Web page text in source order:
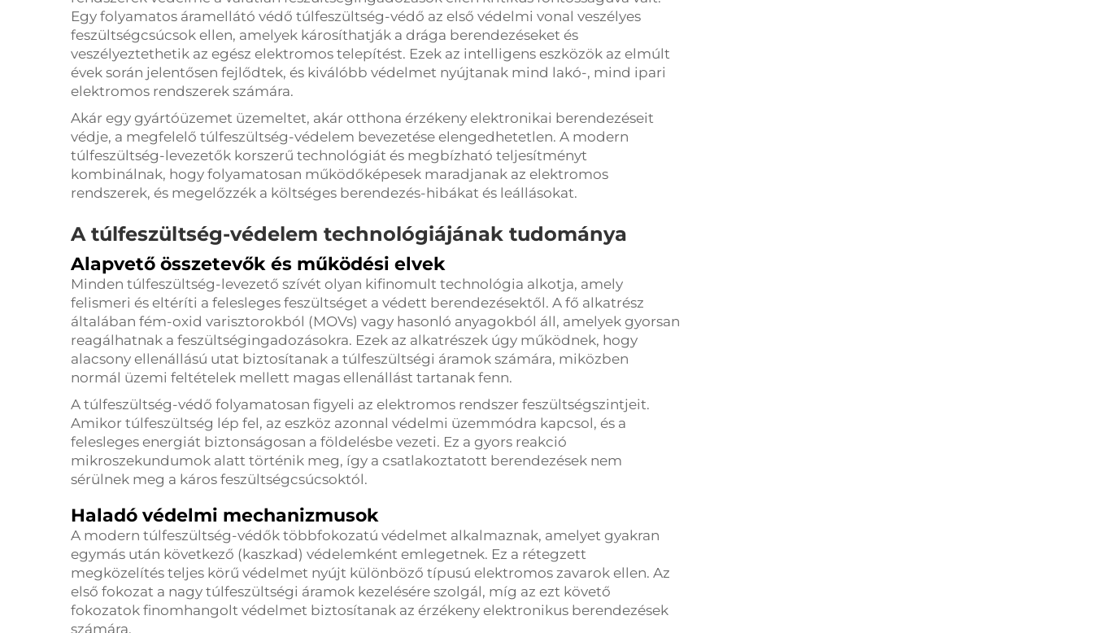
Egy folyamatos áramellátó védő túlfeszültség-védő az első védelmi vonal veszélyes
feszültségcsúcsok ellen, amelyek károsíthatják a drága berendezéseket és
veszélyeztethetik az egész elektromos telepítést. Ezek az intelligens eszközök az elmúlt
évek során jelentősen fejlődtek, és kiválóbb védelmet nyújtanak mind lakó-, mind ipari
elektromos rendszerek számára.
Akár egy gyártóüzemet üzemeltet, akár otthona érzékeny elektronikai berendezéseit
védje, a megfelelő túlfeszültség-védelem bevezetése elengedhetetlen. A modern
túlfeszültség-levezetők korszerű technológiát és megbízható teljesítményt
kombinálnak, hogy folyamatosan működőképesek maradjanak az elektromos
rendszerek, és megelőzzék a költséges berendezés-hibákat és leállásokat.
A túlfeszültség-védelem technológiájának tudománya
Alapvető összetevők és működési elvek
Minden túlfeszültség-levezető szívét olyan kifinomult technológia alkotja, amely
felismeri és eltéríti a felesleges feszültséget a védett berendezésektől. A fő alkatrész
általában fém-oxid varisztorokból (MOVs) vagy hasonló anyagokból áll, amelyek gyorsan
reagálhatnak a feszültségingadozásokra. Ezek az alkatrészek úgy működnek, hogy
alacsony ellenállású utat biztosítanak a túlfeszültségi áramok számára, miközben
normál üzemi feltételek mellett magas ellenállást tartanak fenn.
A túlfeszültség-védő folyamatosan figyeli az elektromos rendszer feszültségszintjeit.
Amikor túlfeszültség lép fel, az eszköz azonnal védelmi üzemmódra kapcsol, és a
felesleges energiát biztonságosan a földelésbe vezeti. Ez a gyors reakció
mikroszekundumok alatt történik meg, így a csatlakoztatott berendezések nem
sérülnek meg a káros feszültségcsúcsoktól.
Haladó védelmi mechanizmusok
A modern túlfeszültség-védők többfokozatú védelmet alkalmaznak, amelyet gyakran
egymás után következő (kaszkad) védelemként emlegetnek. Ez a rétegzett
megközelítés teljes körű védelmet nyújt különböző típusú elektromos zavarok ellen. Az
első fokozat a nagy túlfeszültségi áramok kezelésére szolgál, míg az ezt követő
fokozatok finomhangolt védelmet biztosítanak az érzékeny elektronikus berendezések
számára.